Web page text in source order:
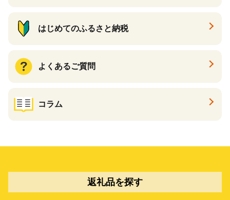
はじめてのふるさと納税
よくあるご質問
コラム
返礼品を探す